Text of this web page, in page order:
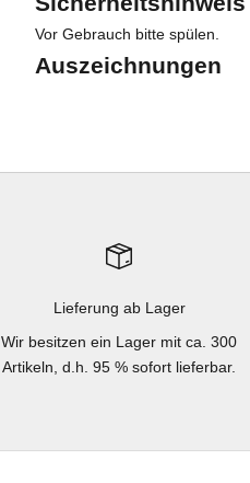
Vor Gebrauch bitte spülen.
Auszeichnungen
Lieferung ab Lager
Wir besitzen ein Lager mit ca. 300
Artikeln, d.h. 95 % sofort lieferbar.